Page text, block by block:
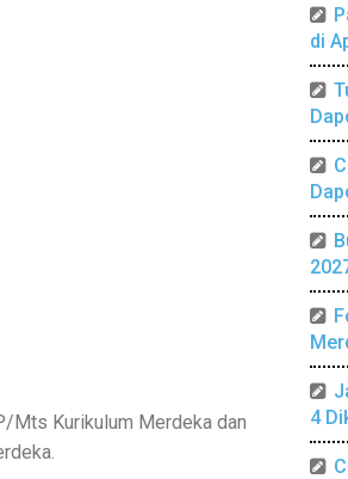
Mts Kurikulum Merdeka dan
di
4